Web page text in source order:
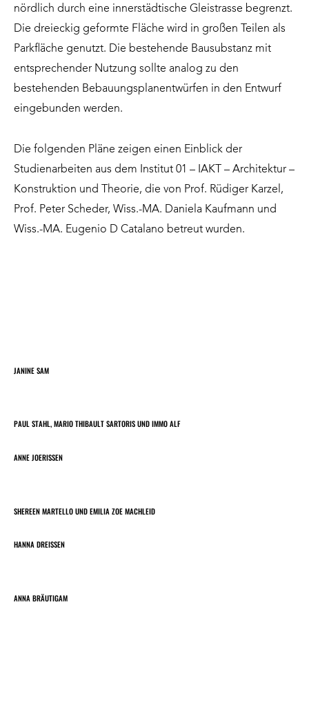
nördlich durch eine innerstädtische Gleistrasse begrenzt.
Die dreieckig geformte Fläche wird in großen Teilen als
Parkfläche genutzt. Die bestehende Bausubstanz mit
entsprechender Nutzung sollte analog zu den
bestehenden Bebauungsplanentwürfen in den Entwurf
eingebunden werden.
Die folgenden Pläne zeigen einen Einblick der
Studienarbeiten aus dem Institut 01 – IAKT – Architektur –
Konstruktion und Theorie, die von Prof. Rüdiger Karzel,
Prof. Peter Scheder, Wiss.-MA. Daniela Kaufmann und
Wiss.-MA. Eugenio D Catalano betreut wurden.
JANINE SAM
PAUL STAHL, MARIO THIBAULT SARTORIS UND IMMO ALF
ANNE JOERISSEN
SHEREEN MARTELLO UND EMILIA ZOE MACHLEID
HANNA DREISSEN
ANNA BRÄUTIGAM